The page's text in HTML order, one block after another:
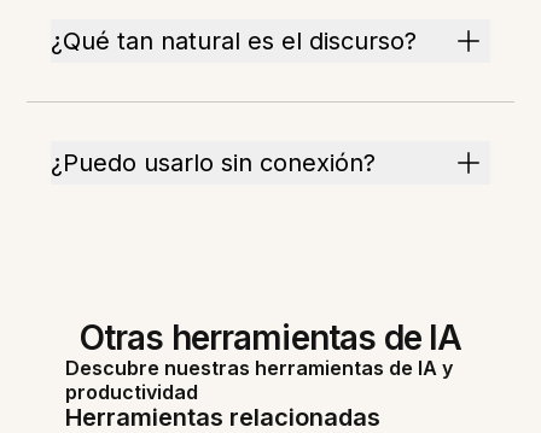
¿Qué tan natural es el discurso?
¿Puedo usarlo sin conexión?
Otras herramientas de IA
Descubre nuestras herramientas de IA y
productividad
Herramientas relacionadas